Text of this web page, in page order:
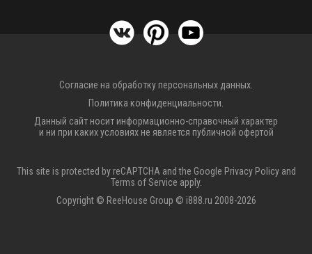
Согласие на обработку персональных данных.
Политика конфиденциальности.
Данный сайт носит информационно-справочный характер
и ни при каких условиях не является публичной офертой
This site is protected by reCAPTCHA and the Google Privacy Policyand
Terms of Service apply.
Copyright © ReeHouse Group © i888.ru 2008-2026